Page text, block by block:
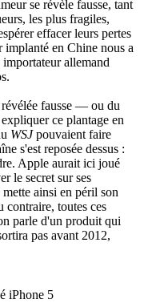
se révèle fausse, tant
les plus fragiles,
effacer leurs pertes
implanté en Chine nous a
allemand
fausse — ou du
ce plantage en
WSJpouvaient faire
s'est reposée dessus :
Apple aurait ici joué
le secret sur ses
ainsi en péril son
contraire, toutes ces
parle d'un produit qui
pas avant 2012,
iPhone 5